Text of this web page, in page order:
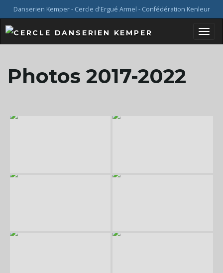
Danserien Kemper - Cercle d'Ergué Armel - Confédération Kenleur
Photos 2017-2022